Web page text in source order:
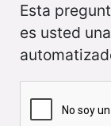
Esta
es usted